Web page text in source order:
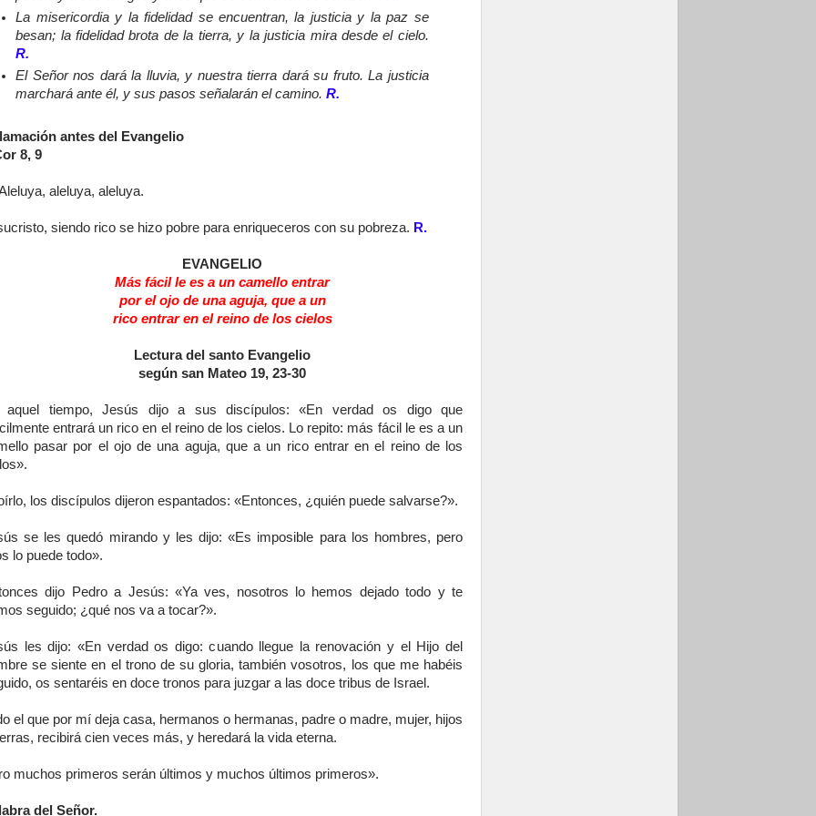
La misericordia y la fidelidad se encuentran, la justicia y la paz se
besan; la fidelidad brota de la tierra, y la justicia mira desde el cielo.
R.
El Señor nos dará la lluvia, y nuestra tierra dará su fruto. La justicia
marchará ante él, y sus pasos señalarán el camino.R.
antes del Evangelio
8, 9
aleluya, aleluya.
siendo rico se hizo pobre para enriqueceros con su pobreza. R.
EVANGELIO
Más fácil le es a un camello entrar
por el ojo de una aguja, que a un
rico entrar en el reino de los cielos
Lectura del santo Evangelio
según san Mateo 19, 23-30
aquel tiempo, Jesús dijo a sus discípulos: «En verdad os digo que
entrará un rico en el reino de los cielos. Lo repito: más fácil le es a un
pasar por el ojo de una aguja, que a un rico entrar en el reino de los
los discípulos dijeron espantados: «Entonces, ¿quién puede salvarse?».
se les quedó mirando y les dijo: «Es imposible para los hombres, pero
lo puede todo».
dijo Pedro a Jesús: «Ya ves, nosotros lo hemos dejado todo y te
seguido; ¿qué nos va a tocar?».
les dijo: «En verdad os digo: cuando llegue la renovación y el Hijo del
se siente en el trono de su gloria, también vosotros, los que me habéis
os sentaréis en doce tronos para juzgar a las doce tribus de Israel.
el que por mí deja casa, hermanos o hermanas, padre o madre, mujer, hijos
recibirá cien veces más, y heredará la vida eterna.
muchos primeros serán últimos y muchos últimos primeros».
del Señor.